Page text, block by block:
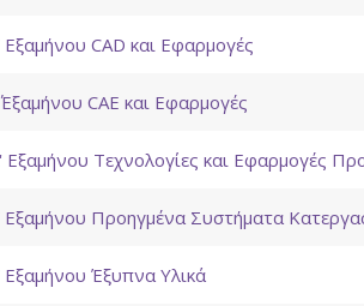
CAD και Εφαρμογές
Εξαμήνου CAE και Εφαρμογές
Τεχνολογίες και Εφαρμογές
Προηγμένα Συστήματα
Έξυπνα Υλικά